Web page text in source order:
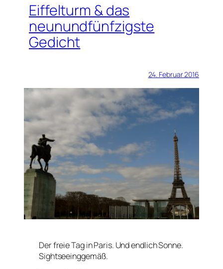
Eiffelturm & das
neunundfünfzigste
Gedicht
24. Februar 2016
Der freie Tag in Paris. Und endlich Sonne.
Sightseeinggemäß.